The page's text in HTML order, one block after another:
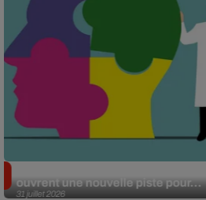
31 juillet 2026
ouvrent une nouvelle piste pour...